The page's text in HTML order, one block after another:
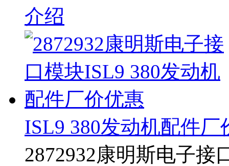
介绍
ISL9 380发动机配件厂
2872932康明斯电子接